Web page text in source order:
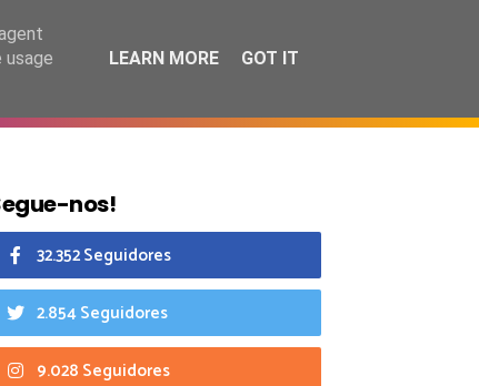
CALENDÁRIO
nos!
32.352 Seguidores
2.854 Seguidores
9.028 Seguidores
LEARN MORE GOT IT